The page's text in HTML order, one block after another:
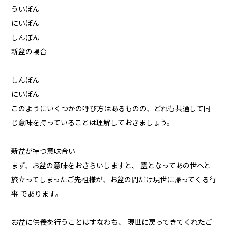
ういぼん
にいぼん
しんぼん
新盆の場合
しんぼん
にいぼん
このようにいくつかの呼び方はあるものの、どれも共通して同
じ意味を持っていることは理解しておきましょう。
新盆が持つ意味合い
まず、お盆の意味をおさらいしますと、 霊となってあの世へと
旅立ってしまったご先祖様が、お盆の間だけ現世に帰ってくる行
事 であります。
お盆に供養を行うことはすなわち、 現世に戻ってきてくれたご